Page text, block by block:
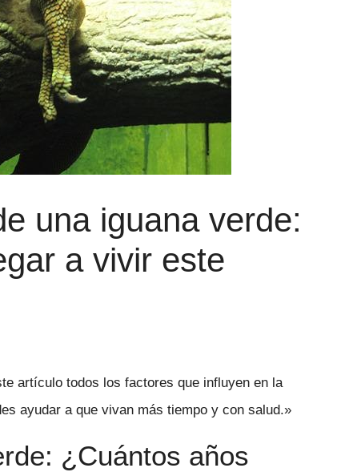
una iguana verde:
a vivir este
artículo todos los factores que influyen en la
ayudar a que vivan más tiempo y con salud.»
¿Cuántos años